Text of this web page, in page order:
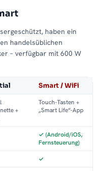
haben ein
handelsüblichen
– verfügbar mit 600 W
Smart / WiFi
+
Touch-Tasten +
„Smart Life“-App
✓ (Android/iOS,
Fernsteuerung)
✓